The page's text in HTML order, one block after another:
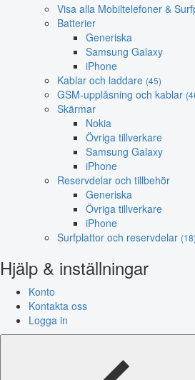
Visa alla Mobiltelefoner &
Batterier
Generiska
Samsung Galaxy
iPhone
Kablar och laddare (45)
GSM-upplåsning och kablar
Skärmar
Nokia
Övriga tillverkare
Samsung Galaxy
iPhone
Reservdelar och tillbehör
Generiska
Övriga tillverkare
iPhone
Surfplattor och reservdelar (18)
Hjälp & inställningar
Konto
Kontakta oss
Logga in